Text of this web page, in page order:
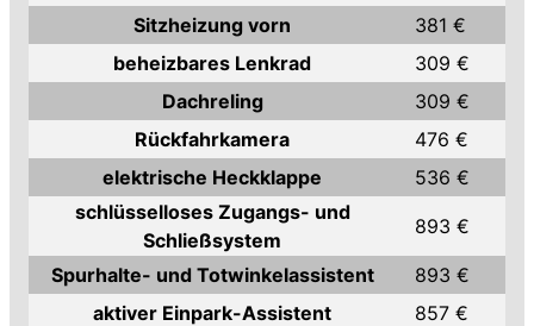
Sitzheizung vorn
381 €
beheizbares Lenkrad
309 €
Dachreling
309 €
Rückfahrkamera
476 €
elektrische Heckklappe
536 €
schlüsselloses Zugangs- und
Schließsystem
893 €
Spurhalte- und Totwinkelassistent
893 €
aktiver Einpark-Assistent
857 €